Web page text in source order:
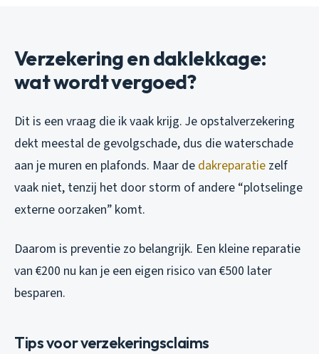
Verzekering en daklekkage:
wat wordt vergoed?
Dit is een vraag die ik vaak krijg. Je opstalverzekering
dekt meestal de gevolgschade, dus die waterschade
aan je muren en plafonds. Maar de dakreparatie zelf
vaak niet, tenzij het door storm of andere “plotselinge
externe oorzaken” komt.
Daarom is preventie zo belangrijk. Een kleine reparatie
van €200 nu kan je een eigen risico van €500 later
besparen.
Tips voor verzekeringsclaims